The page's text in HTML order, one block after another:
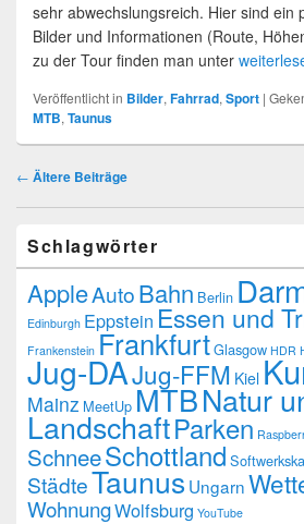
sehr abwechslungsreich. Hier sind
Bilder und Informationen (Route,
zu der Tour finden man unter
Veröffentlicht in Bilder, Fahrrad, Sport |
MTB, Taunus
Beitragsnavigation
← Ältere Beiträge
Schlagwörter
AppleAutoBahn Berlin
Edinburgh Eppstein Essen und
Frankenstein FrankfurtGlasgow HDR
Jug-DAJug-FFM Kiel
Mainz MeetUpMTBNatur
LandschaftParken
SchneeSchottland
StädteTaunusUngarn
WohnungWolfsburg YouTube